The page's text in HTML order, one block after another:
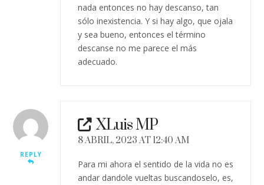
nada entonces no hay descanso, tan
sólo inexistencia. Y si hay algo, que ojala
y sea bueno, entonces el término
descanse no me parece el más
adecuado.
REPLY
XLuis MP
8 ABRIL, 2023 AT 12:40 AM
Para mi ahora el sentido de la vida no es
andar dandole vueltas buscandoselo, es,